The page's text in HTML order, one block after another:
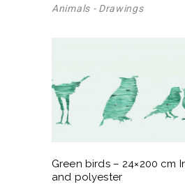
Animals - Drawings
Green birds – 24×200 cm
and polyester